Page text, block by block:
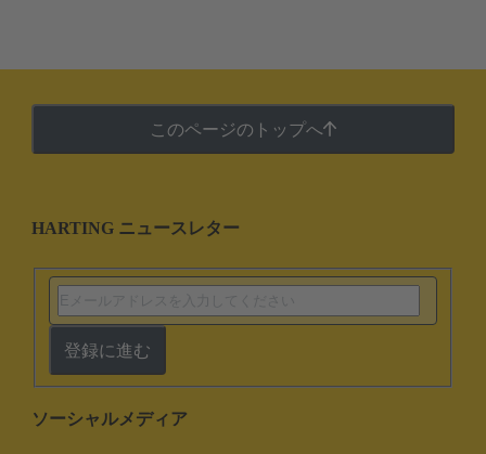
このページのトップへ
HARTING ニュースレター
登録に進む
ソーシャルメディア